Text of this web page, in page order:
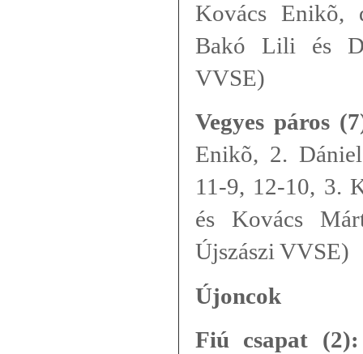
Kovács Enikõ,
Bakó Lili és
VVSE)
Vegyes páros
Enikõ, 2.
11-9, 12-10, 3.
és Kovács
Újszászi VVSE)
Újoncok
Fiú csapat (2):